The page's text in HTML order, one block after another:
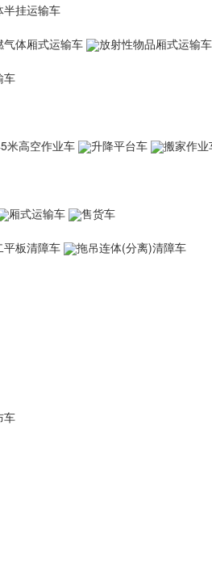
半挂运输车
气体厢式运输车
放射性物品厢式运输车
车
米高空作业车 升降平台车
搬家作业
厢式运输车
售货车
平板清障车
拖吊连体(分离)清障车
车